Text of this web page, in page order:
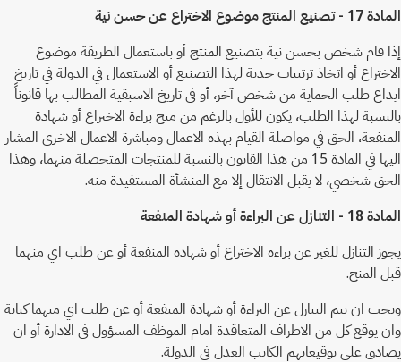
المادة 17 - تصنيع المنتج موضوع الاختراع عن حسن نية
إذا قام شخص بحسن نية بتصنيع المنتج أو باستعمال الطريقة موضوع
الاختراع أو اتخاذ ترتيبات جدية لهذا التصنيع أو الاستعمال في الدولة في تاريخ
ايداع طلب الحماية من شخص آخر، أو في تاريخ الاسبقية المطالب بها قانوناً
بالنسبة لهذا الطلب، يكون للأول بالرغم من منح براءة الاختراع أو شهادة
المنفعة، الحق في مواصلة القيام بهذه الاعمال ومباشرة الاعمال الاخرى المشار
اليها في المادة 15 من هذا القانون بالنسبة للمنتجات المتحصلة منهما، وهذا
الحق شخصي، لا يقبل الانتقال إلا مع المنشأة المستفيدة منه.
المادة 18 - التنازل عن البراءة أو شهادة المنفعة
يجوز التنازل للغير عن براءة الاختراع أو شهادة المنفعة أو عن طلب اي منهما
قبل المنح.
ويجب ان يتم التنازل عن البراءة أو شهادة المنفعة أو عن طلب اي منهما كتابة
وان يوقع كل من الاطراف المتعاقدة امام الموظف المسؤول في الادارة أو ان
يصادق على توقيعاتهم الكاتب العدل في الدولة.